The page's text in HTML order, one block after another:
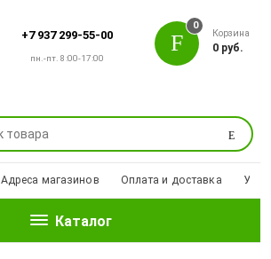
+7 937 299-55-00
пн.-пт. 8:00-17:00
Поиск
0
Корзина
0 руб.
Адреса магазинов Оплата и доставка
Каталог